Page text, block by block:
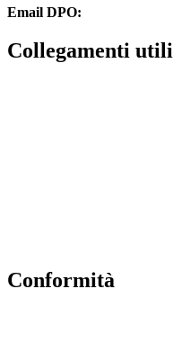
Email DPO:
Collegamenti utili
Conformità